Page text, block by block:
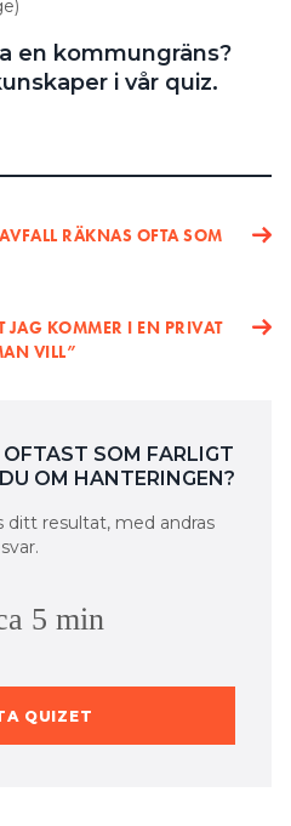
en kommungräns?
i vår quiz.
RÄKNAS OFTA SOM
JAG KOMMER I EN PRIVAT
VILL”
SOM FARLIGT
OM HANTERINGEN?
ditt resultat, med andras
svar.
5 min
QUIZET